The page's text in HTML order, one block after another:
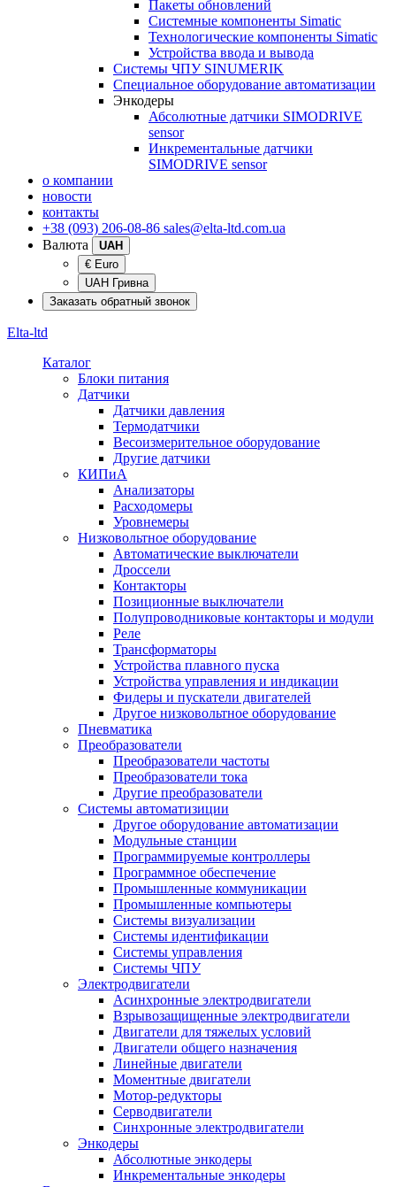
Пакеты обновлений
Системные компоненты Simatic
Технологические компоненты Simatic
Устройства ввода и вывода
Системы ЧПУ SINUMERIK
Специальное оборудование автоматизации
Энкодеры
Абсолютные датчики SIMODRIVE
sensor
Инкрементальные датчики
SIMODRIVE sensor
о компании
новости
контакты
+38 (093) 206-08-86 sales@elta-ltd.com.ua
Валюта
UAH
€ Euro
UAH Гривна
Заказать обратный звонок
Elta-ltd
Каталог
Блоки питания
Датчики
Датчики давления
Термодатчики
Весоизмерительное оборудование
Другие датчики
КИПиА
Анализаторы
Расходомеры
Уровнемеры
Низковольтное оборудование
Автоматические выключатели
Дроссели
Контакторы
Позиционные выключатели
Полупроводниковые контакторы и модули
Реле
Трансформаторы
Устройства плавного пуска
Устройства управления и индикации
Фидеры и пускатели двигателей
Другое низковольтное оборудование
Пневматика
Преобразователи
Преобразователи частоты
Преобразователи тока
Другие преобразователи
Системы автоматизиции
Другое оборудование автоматизации
Модульные станции
Программируемые контроллеры
Программное обеспечение
Промышленные коммуникации
Промышленные компьютеры
Системы визуализации
Системы идентификации
Системы управления
Системы ЧПУ
Электродвигатели
Асинхронные электродвигатели
Взрывозащищенные электродвигатели
Двигатели для тяжелых условий
Двигатели общего назначения
Линейные двигатели
Моментные двигатели
Мотор-редукторы
Серводвигатели
Синхронные электродвигатели
Энкодеры
Абсолютные энкодеры
Инкрементальные энкодеры